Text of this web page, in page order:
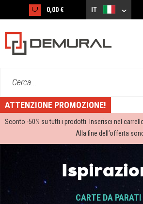
0,00 € IT
Cerca...
ATTENZIONE PROMOZIONE!
Sconto -50% su tutti i prodotti. Inserisci nel
Alla fine dell’offerta
CARTE DA PARATI